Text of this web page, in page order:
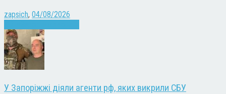
zapsich, 04/08/2026
У Запоріжжі діяли агенти рф, яких викрили СБУ